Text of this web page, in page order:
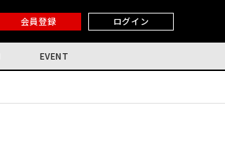
会員登録 ログイン
EVENT